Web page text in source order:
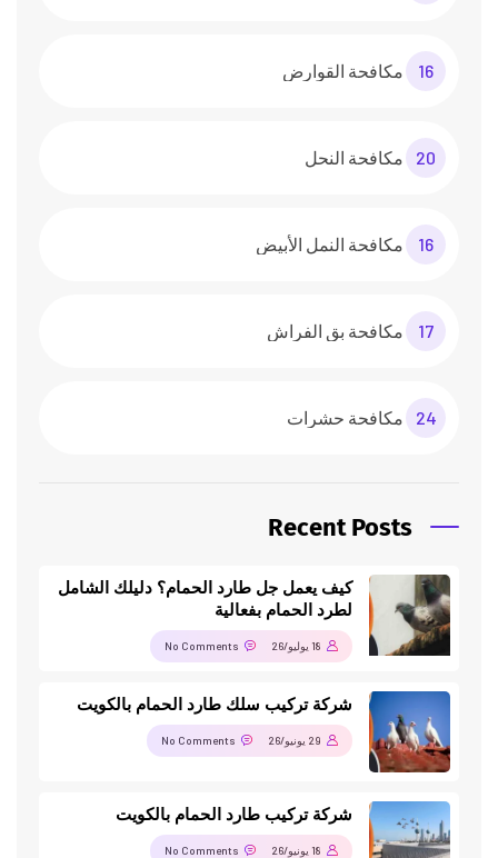
مكافحة القوارض 16
مكافحة النحل 20
مكافحة النمل الأبيض 16
مكافحة بق الفراش 17
مكافحة حشرات 24
Recent Posts
كيف يعمل جل طارد الحمام؟ دليلك الشامل
لطرد الحمام بفعالية
18 يوليو/26 No Comments
شركة تركيب سلك طارد الحمام بالكويت
29 يونيو/26 No Comments
شركة تركيب طارد الحمام بالكويت
18 يونيو/26 No Comments